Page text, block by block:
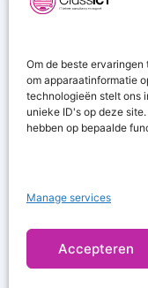
Om de beste
om apparaatinformatie
technologieën stelt ons
unieke ID's op deze
hebben op bepaalde
Manage services
Accepteren
Connectiviteit
Hosting
Telefonie